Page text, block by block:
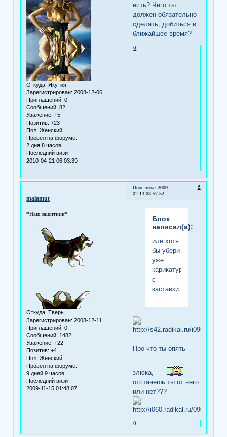
Откуда: Якутия
Зарегистрирован: 2008-12-06
Приглашений: 0
Сообщений: 82
Уважение: +5
Позитив: +23
Пол: Женский
Провел на форуме:
2 дня 8 часов
Последний визит:
2010-04-21 06:03:39
есть? Чего ты
должен обязательно
сделать, добиться в
ближайшее время?
0
Поделиться 6
2009-
02-13 03:57:52
malamut
*Наш защитник*
Откуда: Тверь
Зарегистрирован: 2008-12-11
Приглашений: 0
Сообщений: 1482
Уважение: +22
Позитив: +4
Пол: Женский
Провел на форуме:
9 дней 9 часов
Последний визит:
2009-11-15 01:48:07
Блок
написал(а):
или хотя
бы убери
уже
карикатуры
с
заставки
Про что ты опять
злюка,
отстанешь ты от него
или нет???
0